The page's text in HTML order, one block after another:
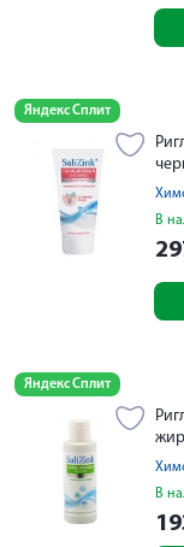
Яндекс Сплит
В
Яндекс Сплит
В